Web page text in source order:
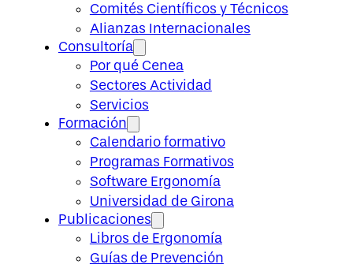
Comités Científicos y Técnicos
Alianzas Internacionales
Consultoría
Por qué Cenea
Sectores Actividad
Servicios
Formación
Calendario formativo
Programas Formativos
Software Ergonomía
Universidad de Girona
Publicaciones
Libros de Ergonomía
Guías de Prevención